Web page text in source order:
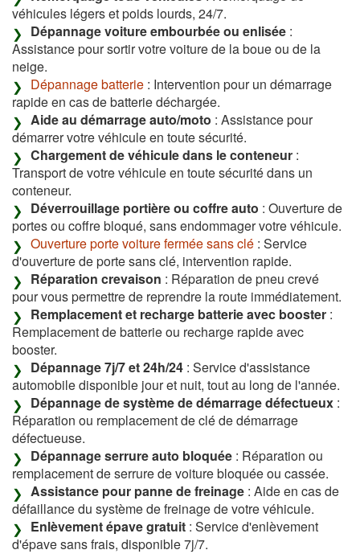
véhicules légers et poids lourds, 24/7.
Dépannage voiture embourbée ou enlisée :
Assistance pour sortir votre voiture de la boue ou de la
neige.
Dépannage batterie : Intervention pour un démarrage
rapide en cas de batterie déchargée.
Aide au démarrage auto/moto : Assistance pour
démarrer votre véhicule en toute sécurité.
Chargement de véhicule dans le conteneur :
Transport de votre véhicule en toute sécurité dans un
conteneur.
Déverrouillage portière ou coffre auto : Ouverture de
portes ou coffre bloqué, sans endommager votre véhicule.
Ouverture porte voiture fermée sans clé : Service
d'ouverture de porte sans clé, intervention rapide.
Réparation crevaison : Réparation de pneu crevé
pour vous permettre de reprendre la route immédiatement.
Remplacement et recharge batterie avec booster :
Remplacement de batterie ou recharge rapide avec
booster.
Dépannage 7j/7 et 24h/24 : Service d'assistance
automobile disponible jour et nuit, tout au long de l'année.
Dépannage de système de démarrage défectueux :
Réparation ou remplacement de clé de démarrage
défectueuse.
Dépannage serrure auto bloquée : Réparation ou
remplacement de serrure de voiture bloquée ou cassée.
Assistance pour panne de freinage : Aide en cas de
défaillance du système de freinage de votre véhicule.
Enlèvement épave gratuit : Service d'enlèvement
d'épave sans frais, disponible 7j/7.